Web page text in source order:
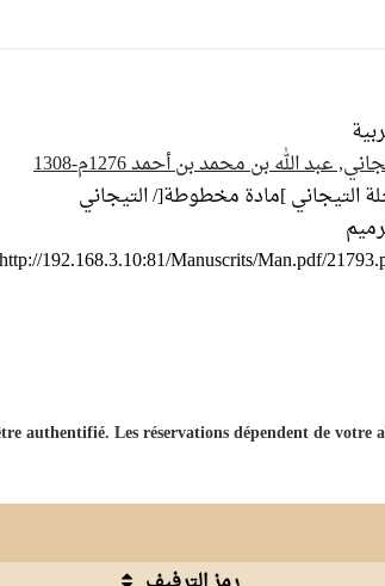
عبد الله بن محمد بن أحمد 1276م-1308
التيجاني ]مادة مخطوطة[/ التيجاني
http://192.168.3.10:81/Manuscrits/Man.pdf/
authentifié. Les réservations dépendent de votre